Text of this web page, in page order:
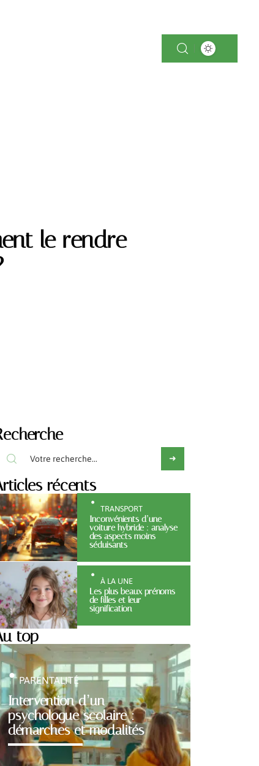
le rendre
récents
TRANSPORT
Inconvénients d’une
voiture hybride : analyse
des aspects moins
séduisants
À LA UNE
Les plus beaux prénoms
de filles et leur
signification
top
Intervention d’un
psychologue scolaire :
démarches et modalités
PARENTALITÉ